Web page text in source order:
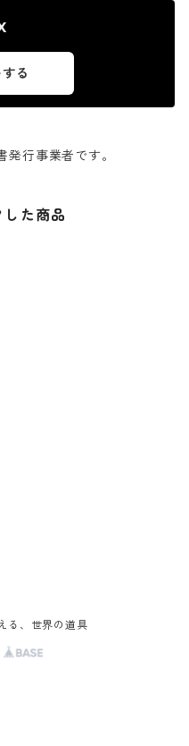
る
行事業者です。
た商品
、世界の道具